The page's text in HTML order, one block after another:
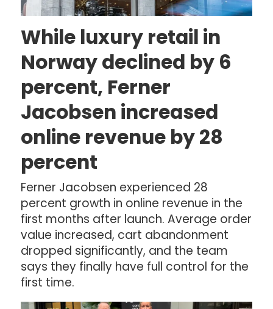
While luxury retail in
Norway declined by 6
percent, Ferner
Jacobsen increased
online revenue by 28
percent
Ferner Jacobsen experienced 28
percent growth in online revenue in the
first months after launch. Average order
value increased, cart abandonment
dropped significantly, and the team
says they finally have full control for the
first time.